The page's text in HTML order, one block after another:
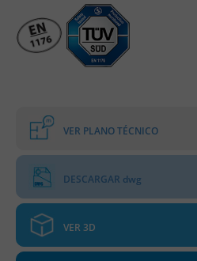
VER PLANO TÉCNICO
DESCARGAR dwg
VER 3D